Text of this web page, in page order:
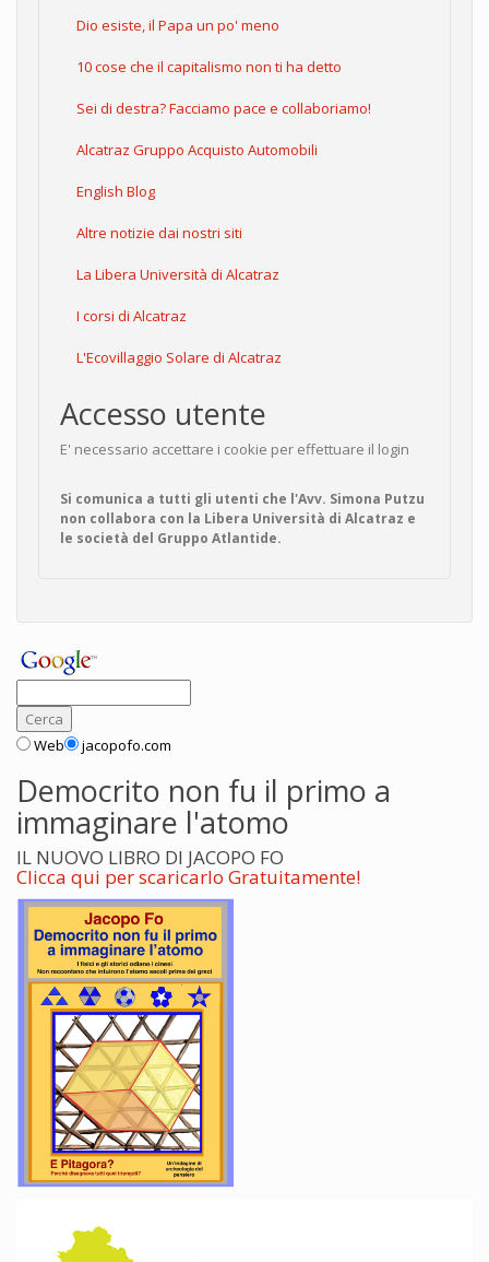
Dio esiste, il Papa un po' meno
10 cose che il capitalismo non ti ha detto
Sei di destra? Facciamo pace e collaboriamo!
Alcatraz Gruppo Acquisto Automobili
English Blog
Altre notizie dai nostri siti
La Libera Università di Alcatraz
I corsi di Alcatraz
L'Ecovillaggio Solare di Alcatraz
Accesso utente
E' necessario accettare i cookie per effettuare il login
Si comunica a tutti gli utenti che l'Avv. Simona Putzu
non collabora con la Libera Università di Alcatraz e
le società del Gruppo Atlantide.
Web jacopofo.com
Democrito non fu il primo a
immaginare l'atomo
IL NUOVO LIBRO DI JACOPO FO
Clicca qui per scaricarlo Gratuitamente!